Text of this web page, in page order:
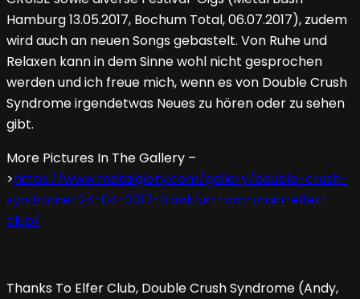
Hamburg 13.05.2017, Bochum Total, 06.07.2017), zudem
wird auch an neuen Songs gebastelt. Von Ruhe und
Relaxen kann in dem Sinne wohl nicht gesprochen
werden und ich freue mich, wenn es von Double Crush
Syndrome irgendetwas Neues zu hören oder zu sehen
gibt.
More Pictures In The Gallery –
>https://www.metalglory.com/gallery/double-crush-
syndrome-24-04-2017-frankfurt-am-main-elfer-
club/
Thanks To Elfer Club, Double Crush Syndrome (Andy,